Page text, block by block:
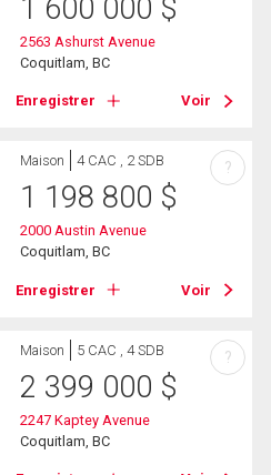
1 600 000 $
2563 Ashurst Avenue
Coquitlam, BC
Enregistrer Voir
Maison 4 CAC , 2 SDB
1 198 800 $
2000 Austin Avenue
Coquitlam, BC
Enregistrer Voir
?
Maison 5 CAC , 4 SDB
2 399 000 $
2247 Kaptey Avenue
Coquitlam, BC
?